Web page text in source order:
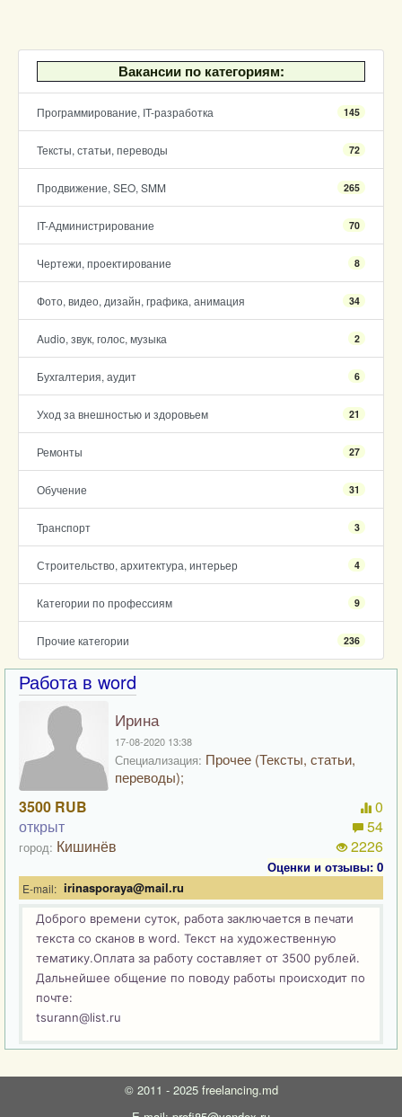
Вакансии по категориям:
Программирование, IT-разработка 145
Тексты, статьи, переводы 72
Продвижение, SEO, SMM 265
IT-Администрирование 70
Чертежи, проектирование 8
Фото, видео, дизайн, графика, анимация 34
Audio, звук, голос, музыка 2
Бухгалтерия, аудит 6
Уход за внешностью и здоровьем 21
Ремонты 27
Обучение 31
Транспорт 3
Строительство, архитектура, интерьер 4
Категории по профессиям 9
Прочие категории 236
Работа в word
Ирина
17-08-2020 13:38
Специализация: Прочее (Тексты, статьи,
переводы);
3500 RUB
открыт
город: Кишинёв
0
54
2226
Оценки и отзывы: 0
E-mail: irinasporaya@mail.ru
Доброго времени суток, работа заключается в печати
текста со сканов в word. Текст на художественную
тематику.Оплата за работу составляет от 3500 рублей.
Дальнейшее общение по поводу работы происходит по
почте:
tsurann@list.ru
© 2011 - 2025 freelancing.md